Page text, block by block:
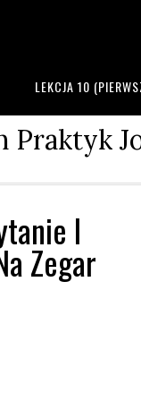
LEKCJA 10
Praktyk
I
Zegar